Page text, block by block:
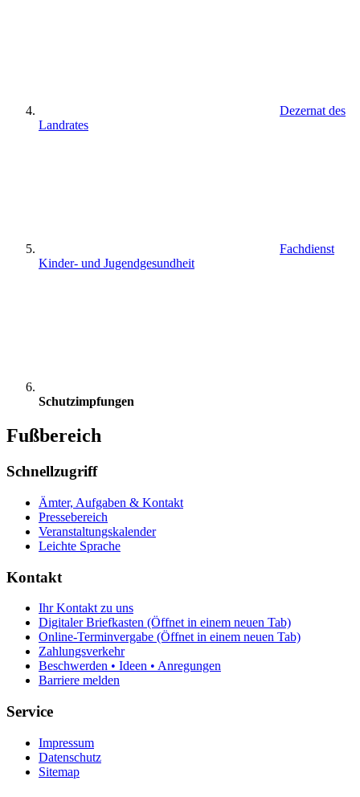
Dezernat des
Landrates
Fachdienst
Kinder- und Jugendgesundheit
Schutzimpfungen
Fußbereich
Schnellzugriff
Ämter, Aufgaben & Kontakt
Pressebereich
Veranstaltungskalender
Leichte Sprache
Kontakt
Ihr Kontakt zu uns
Digitaler Briefkasten (Öffnet in einem neuen Tab)
Online-Terminvergabe (Öffnet in einem neuen Tab)
Zahlungsverkehr
Beschwerden • Ideen • Anregungen
Barriere melden
Service
Impressum
Datenschutz
Sitemap